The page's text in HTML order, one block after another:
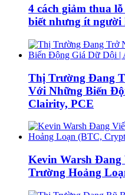
4 cách giảm thua
biết nhưng ít người
Thị Trường Đang
Với Những Biến
Clairity, PCE
Kevin Warsh
Trường Hoảng